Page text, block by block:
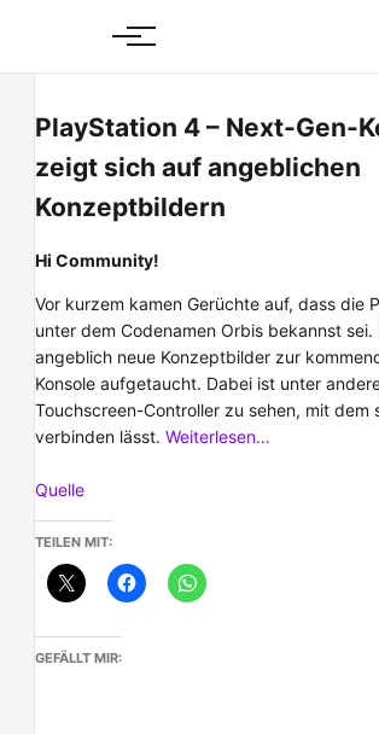
content
PlayStation 4 – Next-Gen-
zeigt sich auf angeblichen
Konzeptbildern
Hi Community!
Vor kurzem kamen Gerüchte auf, dass die
unter dem Codenamen Orbis bekannst sei.
angeblich neue Konzeptbilder zur
Konsole aufgetaucht. Dabei ist unter
Touchscreen-Controller zu sehen, mit dem
verbinden lässt. Weiterlesen…
Quelle
TEILEN MIT:
GEFÄLLT MIR: